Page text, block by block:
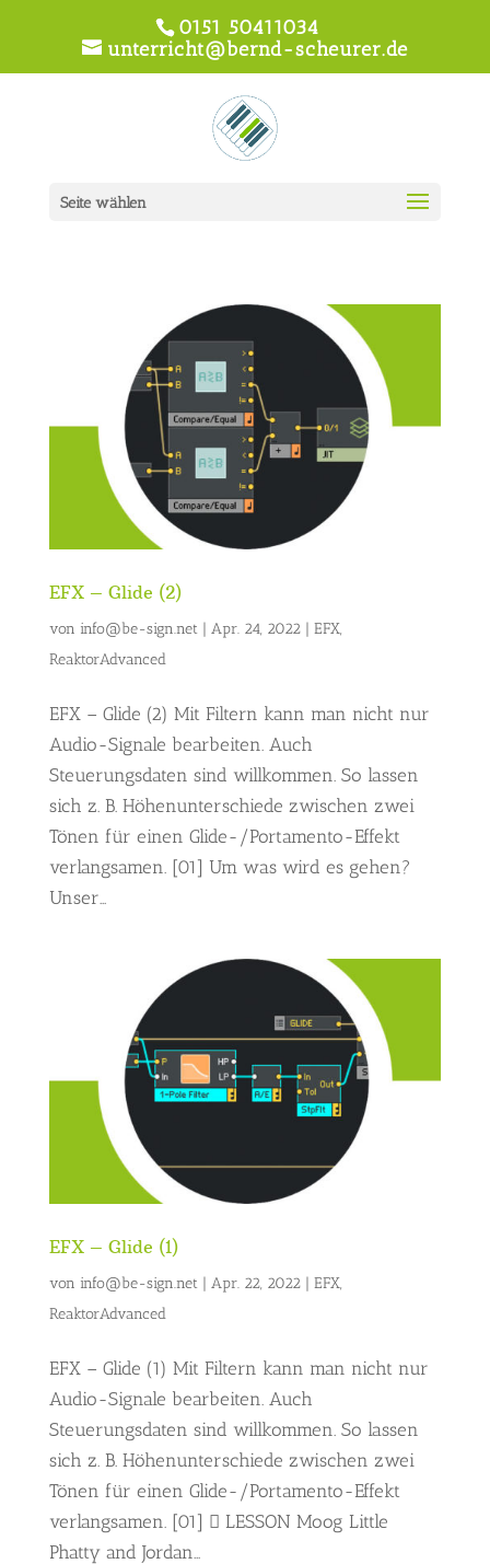
0151 50411034
unterricht@bernd-scheurer.de
Seite wählen
EFX – Glide (2)
von info@be-sign.net| Apr. 24, 2022| EFX,
ReaktorAdvanced
EFX – Glide (2) Mit Filtern kann man nicht nur
Audio-Signale bearbeiten. Auch
Steuerungsdaten sind willkommen. So lassen
sich z. B. Höhenunterschiede zwischen zwei
Tönen für einen Glide-/Portamento-Effekt
verlangsamen. [01] Um was wird es gehen?
Unser...
EFX – Glide (1)
von info@be-sign.net| Apr. 22, 2022| EFX,
ReaktorAdvanced
EFX – Glide (1) Mit Filtern kann man nicht nur
Audio-Signale bearbeiten. Auch
Steuerungsdaten sind willkommen. So lassen
sich z. B. Höhenunterschiede zwischen zwei
Tönen für einen Glide-/Portamento-Effekt
verlangsamen. [01]  LESSON Moog Little
Phatty and Jordan...